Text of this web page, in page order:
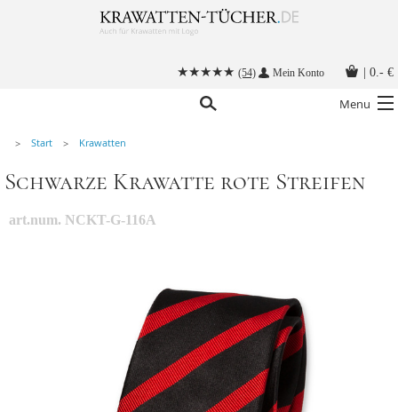
(54) Mein Konto 0.- €
Menu
Alle Accessoires
Stoffmasken
Start Krawatten
Schwarze Krawatte rote Streifen
art.num. NCKT-G-116A